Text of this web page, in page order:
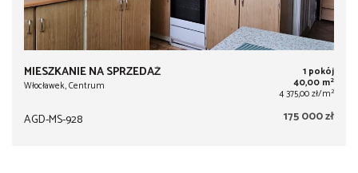
MIESZKANIE NA SPRZEDAŻ
Włocławek, Centrum
1 pokój
40,00 m2
4 375,00 zł/m2
AGD-MS-928 175 000 zł